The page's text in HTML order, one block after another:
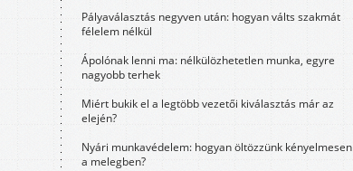
Pályaválasztás negyven után: hogyan válts szakmát
félelem nélkül
Ápolónak lenni ma: nélkülözhetetlen munka, egyre
nagyobb terhek
Miért bukik el a legtöbb vezetői kiválasztás már az
elején?
Nyári munkavédelem: hogyan öltözzünk kényelmesen
a melegben?